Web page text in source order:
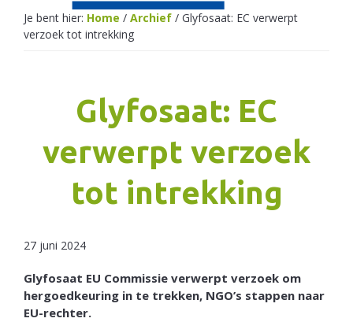
Je bent hier: Home / Archief / Glyfosaat: EC verwerpt
verzoek tot intrekking
Glyfosaat: EC
verwerpt verzoek
tot intrekking
27 juni 2024
Glyfosaat EU Commissie verwerpt verzoek om
hergoedkeuring in te trekken, NGO’s stappen naar
EU-rechter.